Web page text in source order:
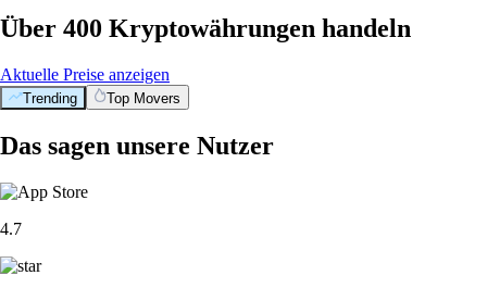
Über 400 Kryptowährungen handeln
Aktuelle Preise anzeigen
Trending Top Movers
Das sagen unsere Nutzer
4.7